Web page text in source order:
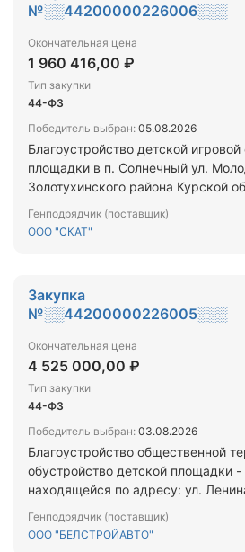
№░░44200000226006░░░
Окончательная цена
1 960 416,00 ₽
Тип закупки
44-ФЗ
Победитель выбран: 05.08.2026
Благоустройство детской игровой
площадки в п. Солнечный ул.
Золотухинского района Курской
Генподрядчик (поставщик)
ООО "СКАТ"
Закупка
№░░44200000226005░░░
Окончательная цена
4 525 000,00 ₽
Тип закупки
44-ФЗ
Победитель выбран: 03.08.2026
Благоустройство общественной
обустройство детской площадки
находящейся по адресу: ул.
Генподрядчик (поставщик)
ООО "БЕЛСТРОЙАВТО"